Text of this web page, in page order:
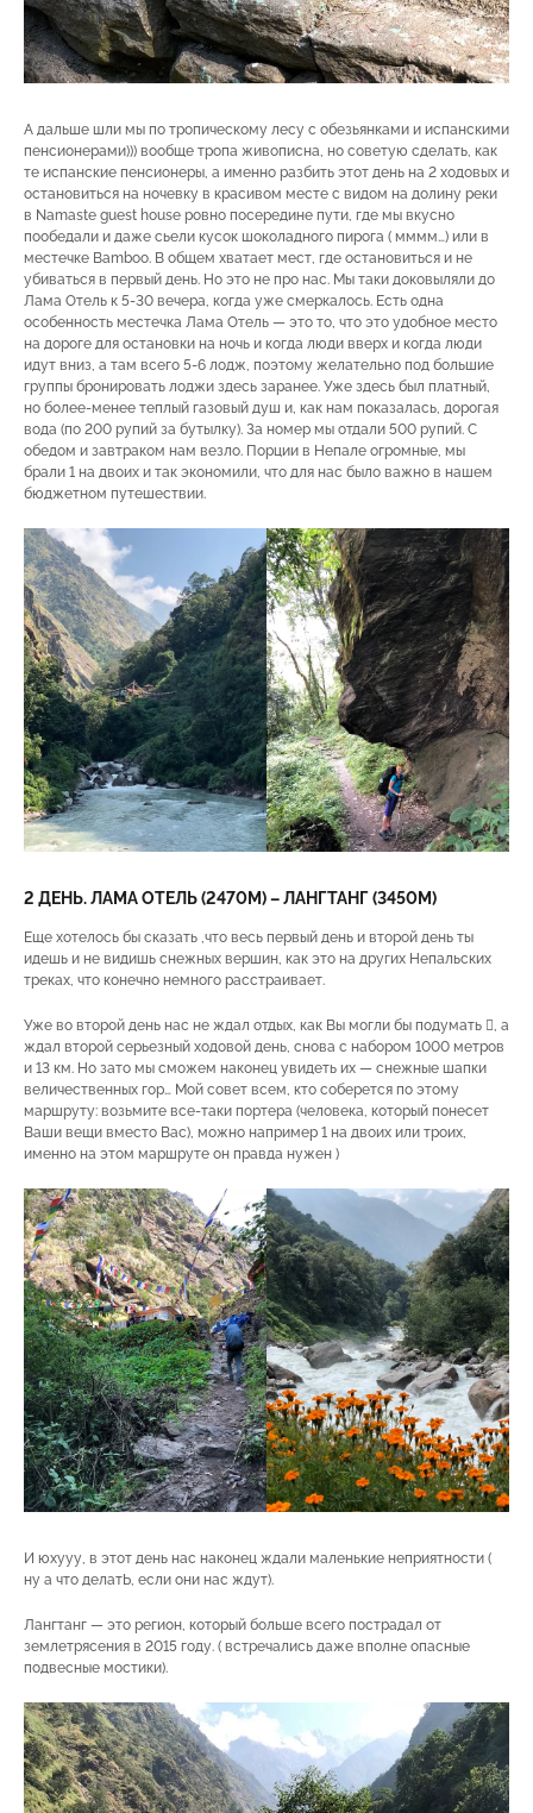
А дальше шли мы по тропическому лесу с обезьянками и испанскими
пенсионерами))) вообще тропа живописна, но советую сделать, как
те испанские пенсионеры, а именно разбить этот день на 2 ходовых и
остановиться на ночевку в красивом месте с видом на долину реки
в Namaste guest house ровно посередине пути, где мы вкусно
пообедали и даже сьели кусок шоколадного пирога ( мммм…) или в
местечке Bamboo. В общем хватает мест, где остановиться и не
убиваться в первый день. Но это не про нас. Мы таки доковыляли до
Лама Отель к 5-30 вечера, когда уже смеркалось. Есть одна
особенность местечка Лама Отель — это то, что это удобное место
на дороге для остановки на ночь и когда люди вверх и когда люди
идут вниз, а там всего 5-6 лодж, поэтому желательно под большие
группы бронировать лоджи здесь заранее. Уже здесь был платный,
но более-менее теплый газовый душ и, как нам показалась, дорогая
вода (по 200 рупий за бутылку). За номер мы отдали 500 рупий. С
обедом и завтраком нам везло. Порции в Непале огромные, мы
брали 1 на двоих и так экономили, что для нас было важно в нашем
бюджетном путешествии.
2 ДЕНЬ. ЛАМА ОТЕЛЬ (2470М) – ЛАНГТАНГ (3450М)
Еще хотелось бы сказать ,что весь первый день и второй день ты
идешь и не видишь снежных вершин, как это на других Непальских
треках, что конечно немного расстраивает.
Уже во второй день нас не ждал отдых, как Вы могли бы подумать , а
ждал второй серьезный ходовой день, снова с набором 1000 метров
и 13 км. Но зато мы сможем наконец увидеть их — снежные шапки
величественных гор… Мой совет всем, кто соберется по этому
маршруту: возьмите все-таки портера (человека, который понесет
Ваши вещи вместо Вас), можно например 1 на двоих или троих,
именно на этом маршруте он правда нужен )
И юхууу, в этот день нас наконец ждали маленькие неприятности (
ну а что делатЬ, если они нас ждут).
Лангтанг — это регион, который больше всего пострадал от
землетрясения в 2015 году. ( встречались даже вполне опасные
подвесные мостики).